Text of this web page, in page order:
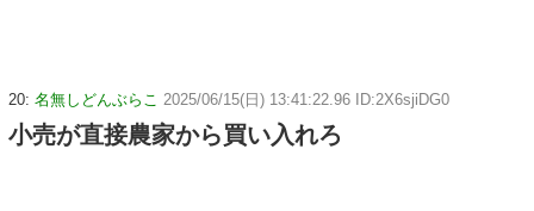
20: 名無しどんぶらこ 2025/06/15(日) 13:41:22.96 ID:2X6sjiDG0
小売が直接農家から買い入れろ